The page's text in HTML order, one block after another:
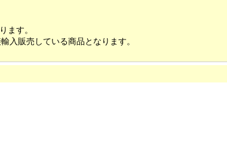
ます。
入販売している商品となります。